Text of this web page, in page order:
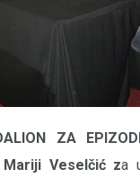
ZA
Veselčić za